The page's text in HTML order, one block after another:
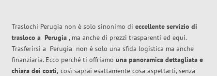
Traslochi Perugia non è solo sinonimo di eccellente servizio di
trasloco a Perugia , ma anche di prezzi trasparenti ed equi.
Trasferirsi a Perugia non è solo una sfida logistica ma anche
finanziaria. Ecco perché ti offriamo una panoramica dettagliata e
chiara dei costi, così saprai esattamente cosa aspettarti, senza